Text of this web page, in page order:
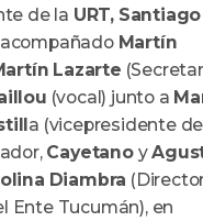
de la URT,
Martín
Lazarte
(vocal) junto a
a (vicepresidente
Cayetanoy
Diambra
Ente Tucumán), en